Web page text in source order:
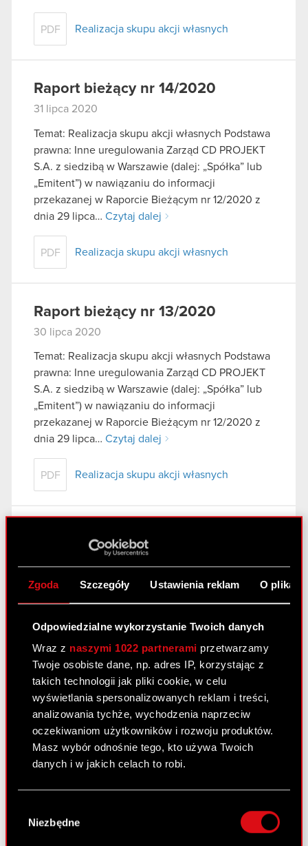
Zgoda Szczegóły Ustawienia reklam O
Odpowiedzialne wykorzystanie Twoich danych
Wraz z naszymi 1022 partnerami przetwarzamy
Twoje osobiste dane, np. adres IP, korzystając z
takich technologii jak pliki cookie, w celu
wyświetlania spersonalizowanych reklam i treści,
analizowania tychże, wychodzenia naprzeciw
oczekiwaniom użytkowników i rozwoju produktów.
Masz wybór odnośnie tego, kto używa Twoich
danych i w jakich celach to robi.
lokalizacji geograficznej z dokładnością nawet
zgody
Niezbędne
PDF Realizacja skupu akcji własnych
Raport bieżący nr 14/2020
31 lipca 2020
Temat: Realizacja skupu akcji własnych Podstawa
prawna: Inne uregulowania Zarząd CD PROJEKT
S.A. z siedzibą w Warszawie (dalej: „Spółka” lub
„Emitent”) w nawiązaniu do informacji
przekazanej w Raporcie Bieżącym nr 12/2020 z
dnia 29 lipca… Czytaj dalej
PDF Realizacja skupu akcji własnych
Raport bieżący nr 13/2020
30 lipca 2020
Temat: Realizacja skupu akcji własnych Podstawa
prawna: Inne uregulowania Zarząd CD PROJEKT
S.A. z siedzibą w Warszawie (dalej: „Spółka” lub
„Emitent”) w nawiązaniu do informacji
przekazanej w Raporcie Bieżącym nr 12/2020 z
dnia 29 lipca… Czytaj dalej
PDF Realizacja skupu akcji własnych
29 lipca 2020
Temat: Rozpoczęcie skupu akcji własnych Spółki
Warszawie (dalej: „Spółka”) informuje, iż podjął w
dniu dzisiejszym decyzję w sprawie…Czytaj dalej
PDF
Rozpoczęcie skupu akcji własnych
Raport bieżący nr 11/2020
28 lipca 2020
Akcjonariuszy Spółki. Podstawa prawna: 70 pkt 3
Ustawy o ofercie – WZA lista powyżej 5 % Zarząd